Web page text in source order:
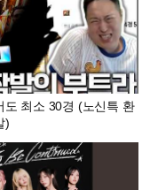
도 최소 30경 (노신특 환
)